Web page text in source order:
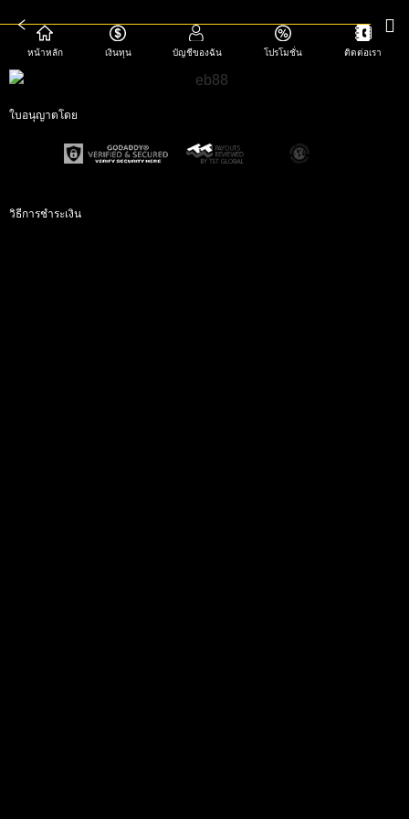
หน้าหลัก เงินทุน บัญชีของฉัน โปรโมชั่น ติดต่อเรา
ใบอนุญาตโดย
วิธีการชำระเงิน